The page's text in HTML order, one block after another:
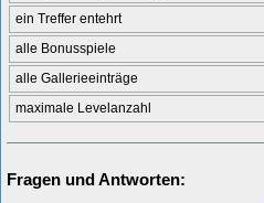
ein Treffer entehrt
alle Bonusspiele
alle Gallerieeinträge
maximale Levelanzahl
Fragen und Antworten: